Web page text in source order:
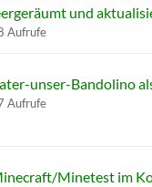
und
Aufrufe
unser-Bandolino
Aufrufe
Minetest im